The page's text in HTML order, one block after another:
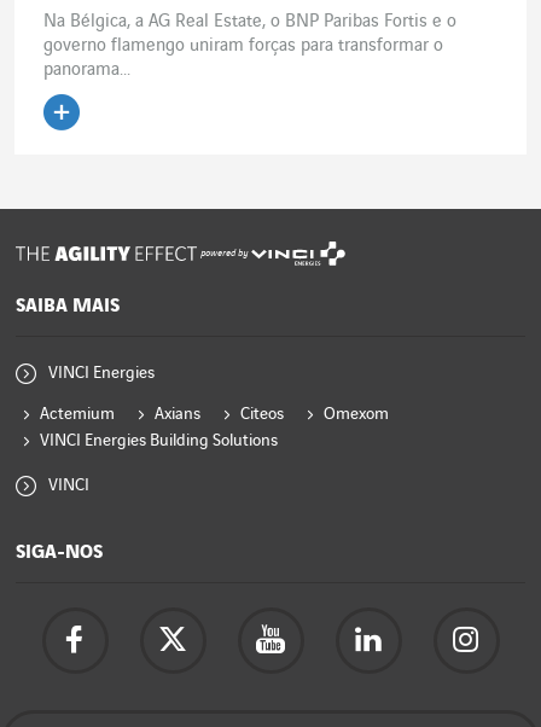
Na Bélgica, a AG Real Estate, o BNP Paribas Fortis e o
governo flamengo uniram forças para transformar o
panorama...
powered by
SAIBA MAIS
VINCI Energies
Actemium Axians Citeos
Omexom
VINCI Energies Building Solutions
VINCI
SIGA-NOS